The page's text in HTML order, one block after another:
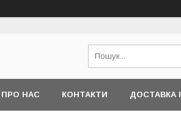
ПРО НАС КОНТАКТИ ДОСТАВКА